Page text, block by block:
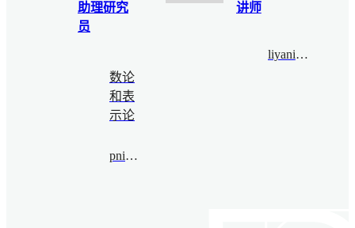
助理研究
员
数论
和表
示论
pnikitin@bimsa.cn
讲师
liyanigmati@bimsa.cn